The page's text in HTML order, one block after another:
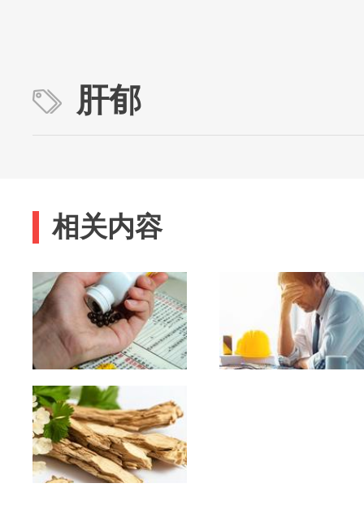
肝郁
相关内容